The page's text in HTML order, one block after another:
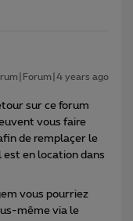
years ago
sur ce forum
vous faire
de remplaçer le
est en location dans
vous pourriez
même via le